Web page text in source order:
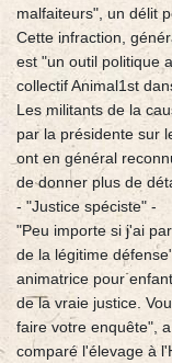
malfaiteurs", un délit
Cette infraction,
est "un outil politique
collectif Animal1st
Les militants de la
par la présidente sur
ont en général
de donner plus de
- "Justice spéciste" -
"Peu importe si j'ai
de la légitime
animatrice pour
de la vraie justice.
faire votre enquête",
comparé l'élevage à